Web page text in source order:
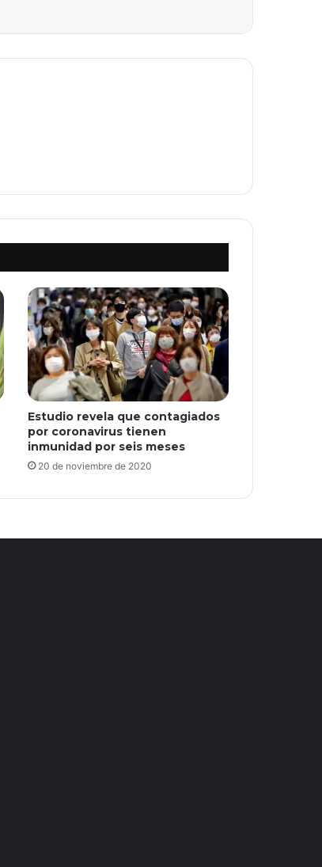
Estudio revela que contagiados
por coronavirus tienen
inmunidad por seis meses
20 de noviembre de 2020